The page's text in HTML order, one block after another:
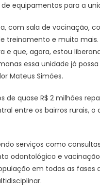
de
entrega
obras
de
Unidade
Básica
Saúde
em
no
estado
equipamentos para a
com sala de vacinação,
treinamento e muito
que, agora, estou
essa unidade já
Mateus Simões.
quase R$ 2 milhões
entre os bairros rurais,
serviços como
odontológico e
em todas as fases